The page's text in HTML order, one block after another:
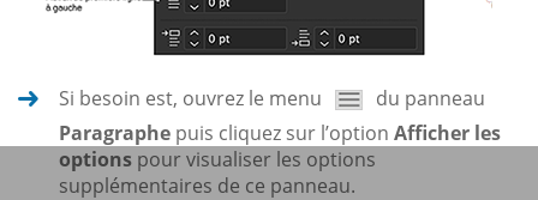
Si besoin est, ouvrez le menu
du panneau
Paragraphe puis cliquez sur l’option Afficher les
options pour visualiser les options
supplémentaires de ce panneau.